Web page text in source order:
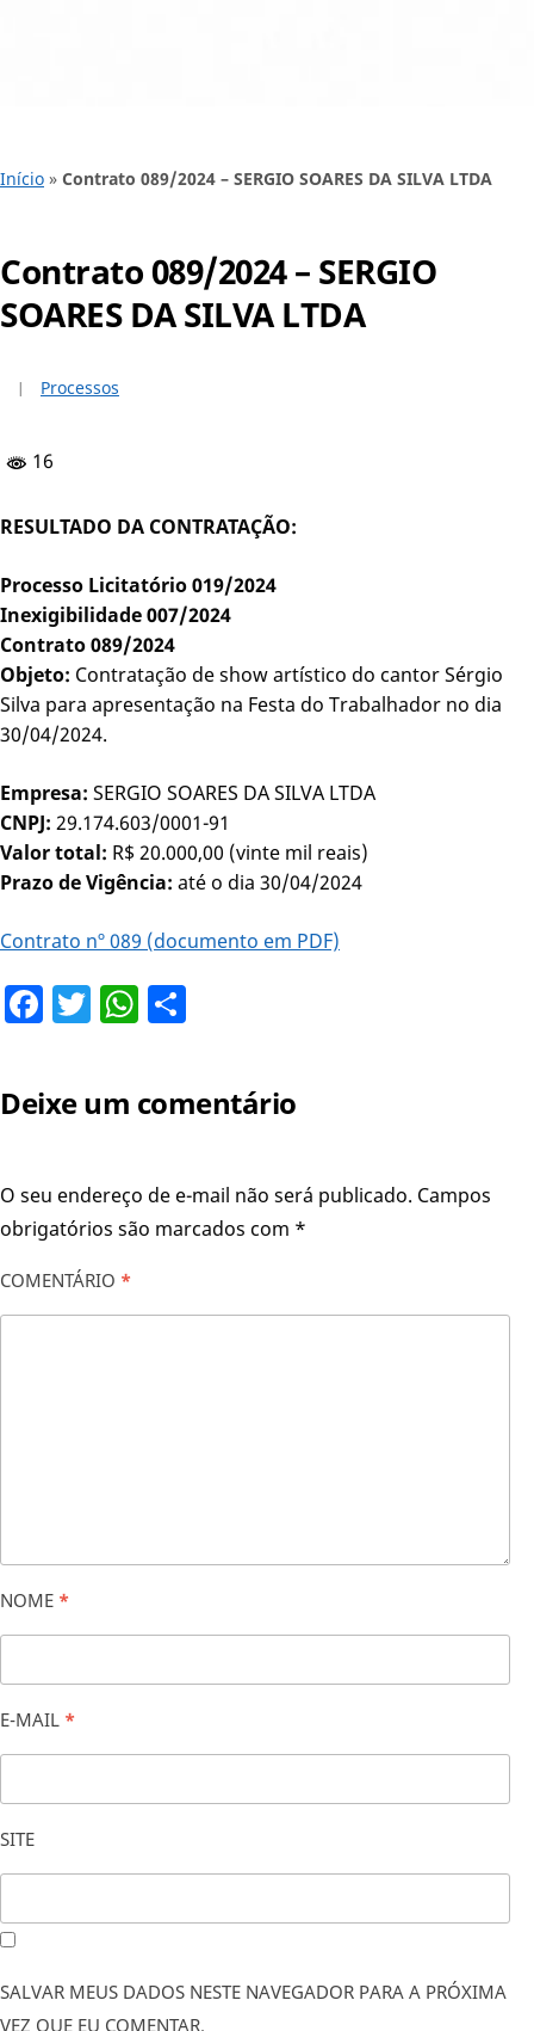
Início » Contrato 089/2024 – SERGIO SOARES DA SILVA LTDA
Contrato 089/2024 – SERGIO
SOARES DA SILVA LTDA
Processos
16
RESULTADO DA CONTRATAÇÃO:
Processo Licitatório 019/2024
Inexigibilidade 007/2024
Contrato 089/2024
Objeto: Contratação de show artístico do cantor Sérgio
Silva para apresentação na Festa do Trabalhador no dia
30/04/2024.
Empresa: SERGIO SOARES DA SILVA LTDA
CNPJ: 29.174.603/0001-91
Valor total: R$ 20.000,00 (vinte mil reais)
Prazo de Vigência: até o dia 30/04/2024
Contrato nº 089 (documento em PDF)
Facebook
TwitterWhatsApp
Deixe um comentário
O seu endereço de e-mail não será publicado. Campos
obrigatórios são marcados com *
COMENTÁRIO *
NOME *
E-MAIL *
SITE
SALVAR MEUS DADOS NESTE NAVEGADOR PARA A PRÓXIMA
VEZ QUE EU COMENTAR.